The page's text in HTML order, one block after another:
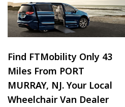
Find FTMobility Only 43
Miles From PORT
MURRAY, NJ. Your Local
Wheelchair Van Dealer